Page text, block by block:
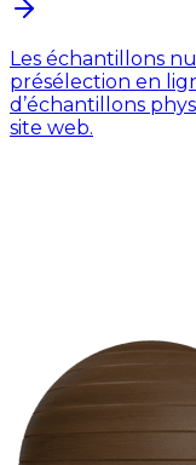
Les échantillons
présélection en
d’échantillons
site web.